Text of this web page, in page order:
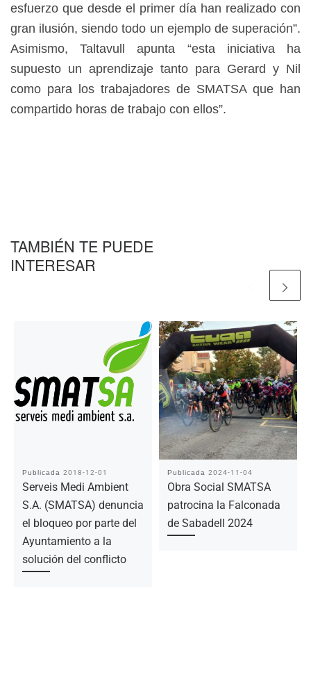
esfuerzo que desde el primer día han realizado con
gran ilusión, siendo todo un ejemplo de superación”.
Asimismo, Taltavull apunta “esta iniciativa ha
supuesto un aprendizaje tanto para Gerard y Nil
como para los trabajadores de SMATSA que han
compartido horas de trabajo con ellos”.
TAMBIÉN TE PUEDE
INTERESAR
Publicada 2018-12-01
Serveis Medi Ambient
S.A. (SMATSA) denuncia
el bloqueo por parte del
Ayuntamiento a la
solución del conflicto
Publicada 2024-11-04
Obra Social SMATSA
patrocina la Falconada
de Sabadell 2024